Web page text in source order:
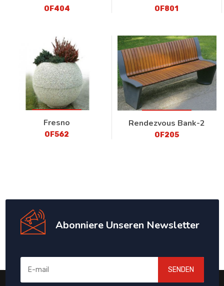
OF404 OF801
Fresno
OF562
Rendezvous Bank-2
OF205
Abonniere Unseren Newsletter
SENDEN